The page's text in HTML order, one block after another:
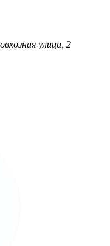
улица, 2